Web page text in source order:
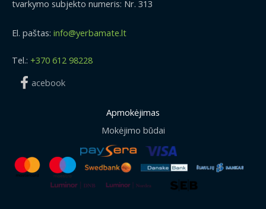
tvarkymo subjekto numeris: Nr. 313
El. paštas: info@yerbamate.lt
Tel.: +370 612 98228
acebook
Apmokėjimas
Mokėjimo būdai